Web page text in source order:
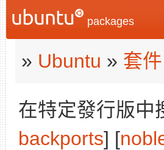
packages
» Ubuntu » 套件
在特定發行版中
backports] [